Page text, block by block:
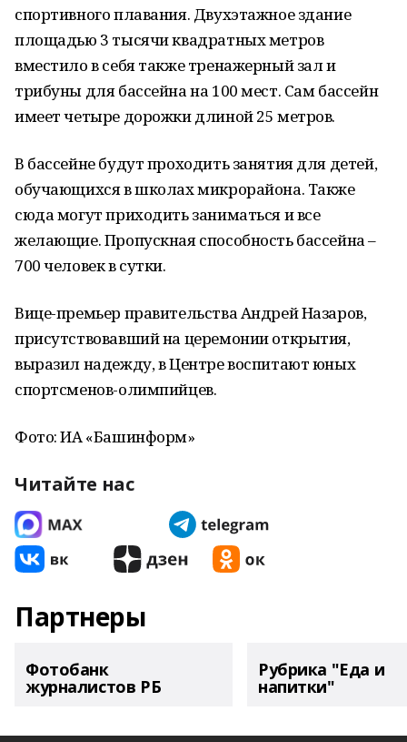
спортивного плавания. Двухэтажное здание
площадью 3 тысячи квадратных метров
вместило в себя также тренажерный зал и
трибуны для бассейна на 100 мест. Сам бассейн
имеет четыре дорожки длиной 25 метров.
В бассейне будут проходить занятия для детей,
обучающихся в школах микрорайона. Также
сюда могут приходить заниматься и все
желающие. Пропускная способность бассейна –
700 человек в сутки.
Вице-премьер правительства Андрей Назаров,
присутствовавший на церемонии открытия,
выразил надежду, в Центре воспитают юных
спортсменов-олимпийцев.
Фото: ИА «Башинформ»
Читайте нас
Партнеры
Фотобанк
журналистов РБ
Рубрика "Еда и
напитки"